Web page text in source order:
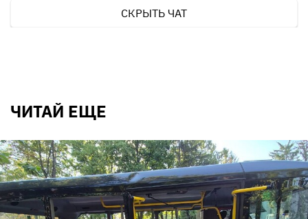
СКРЫТЬ ЧАТ
ЧИТАЙ ЕЩЕ